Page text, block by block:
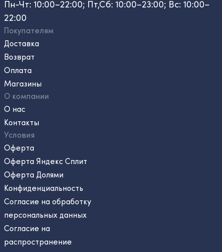
Пн-Чт: 10:00–22:00; Пт,Сб: 10:00–23:00; Вс: 10:00–
22:00
Покупателям
Доставка
Возврат
Оплата
Магазины
О компании
О нас
Контакты
Условия
Оферта
Оферта Яндекс Сплит
Оферта Долями
Конфиденциальность
Согласие на обработку
персональных данных
Согласие на
распространение